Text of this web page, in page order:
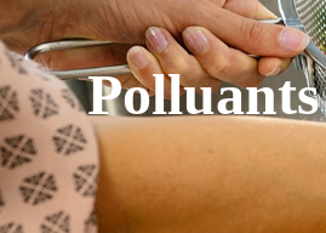
Polluants